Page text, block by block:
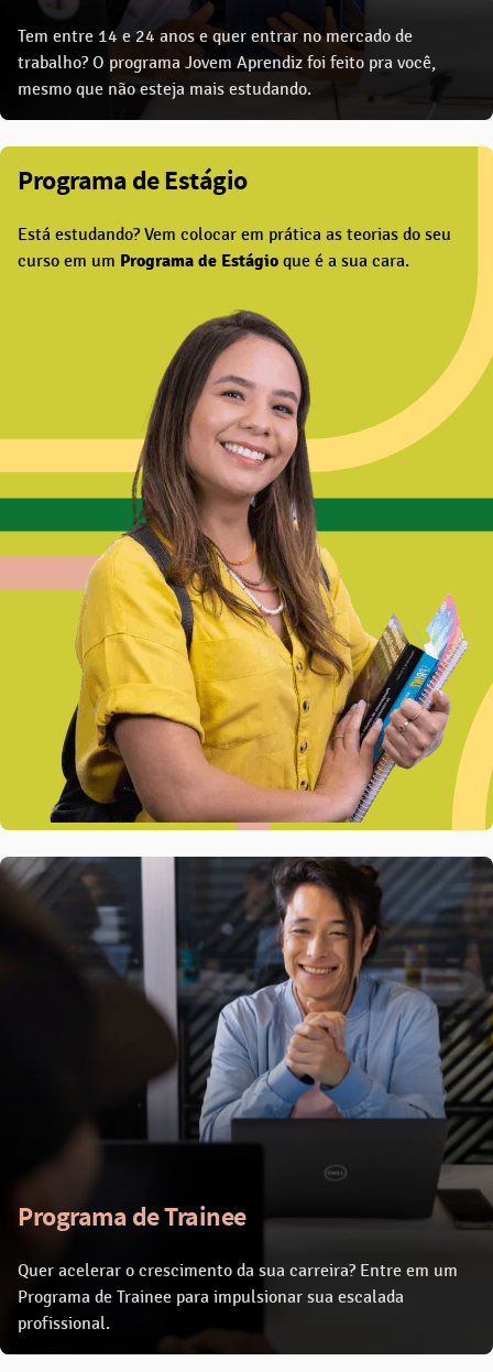
Tem entre 14 e 24 anos e quer entrar no mercado de
trabalho? O programa Jovem Aprendiz foi feito pra você,
mesmo que não esteja mais estudando.
Programa de Estágio
Está estudando? Vem colocar em prática as teorias do seu
curso em um Programa de Estágio que é a sua cara.
Programa de Trainee
Quer acelerar o crescimento da sua carreira? Entre em um
Programa de Trainee para impulsionar sua escalada
profissional.